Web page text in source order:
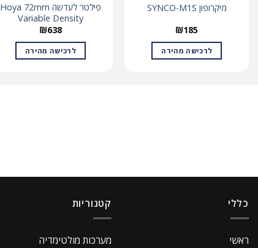
מיקרופון SYNCO-M1S
₪185
לרכישה מהירה
פילטר לעדשה Hoya 72mm
Variable Density
₪638
לרכישה מהירה
כללי
ראשי
קטגוריות
מערכות מולטימדיה